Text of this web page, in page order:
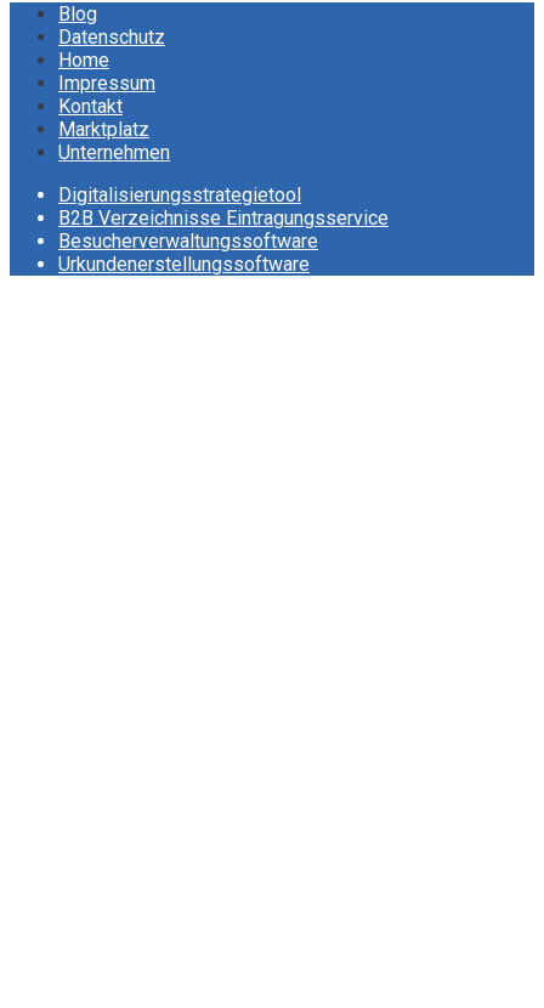
Blog
Datenschutz
Home
Impressum
Kontakt
Marktplatz
Unternehmen
Digitalisierungsstrategietool
B2B Verzeichnisse Eintragungsservice
Besucherverwaltungssoftware
Urkundenerstellungssoftware